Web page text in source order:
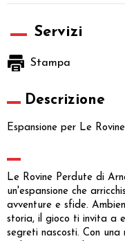
Servizi
Stampa
Descrizione
Espansione per Le
Le Rovine Perdute di
un'espansione che
avventure e sfide.
storia, il gioco ti invita a
segreti nascosti. Con